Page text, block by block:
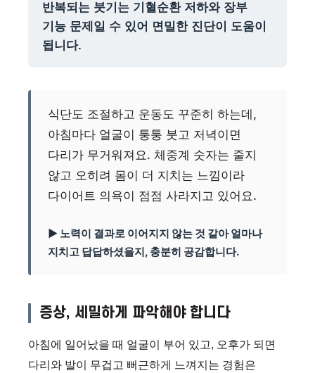
반복되는 붓기는 기혈순환 저하와 장부
기능 문제일 수 있어 면밀한 진단이 도움이
됩니다.
식단도 조절하고 운동도 꾸준히 하는데,
아침마다 얼굴이 퉁퉁 붓고 저녁이면
다리가 무거워져요. 체중계 숫자는 줄지
않고 오히려 몸이 더 지치는 느낌이라
다이어트 의욕이 점점 사라지고 있어요.
▶ 노력이 결과로 이어지지 않는 것 같아 얼마나
지치고 답답하셨을지, 충분히 공감합니다.
증상, 세밀하게 파악해야 합니다
아침에 일어났을 때 얼굴이 부어 있고, 오후가 되면
다리와 발이 무겁고 뻐근하게 느껴지는 경험은